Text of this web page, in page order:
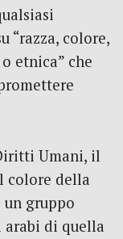
“razza, colore,
etnica” che
Umani, il
colore della
gruppo
di quella